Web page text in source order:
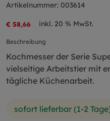
Artikelnummer: 003614
€ 58,66 inkl. 20 % MwSt.
Beschreibung
Kochmesser der Serie
vielseitige Arbeitstier mit
tägliche Küchenarbeit.
sofort lieferbar (1-2